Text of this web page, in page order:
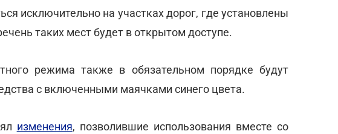
исключительно на участках дорог, где установлены
таких мест будет в открытом доступе.
режима также в обязательном порядке будут
с включенными маячками синего цвета.
изменения, позволившие использования вместе со